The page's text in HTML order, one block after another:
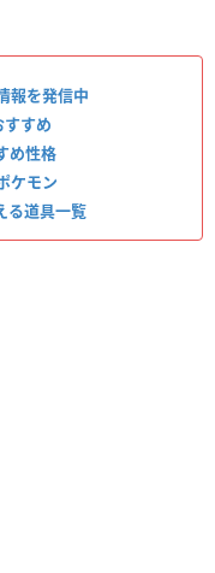
報を発信中
すすめ
め性格
ケモン
る道具一覧